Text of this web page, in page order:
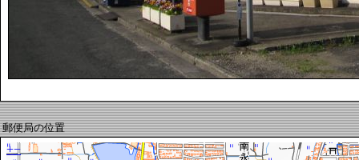
郵便局の位置